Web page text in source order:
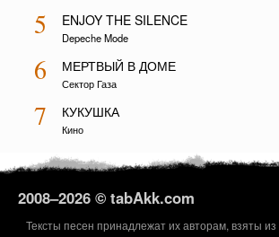
5 ENJOY THE SILENCE
Depeche Mode
6 МЕРТВЫЙ В ДОМЕ
Сектор Газа
7 КУКУШКА
Кино
2008–2026 © tabAkk.com
Тексты песен принадлежат их авторам, взяты из